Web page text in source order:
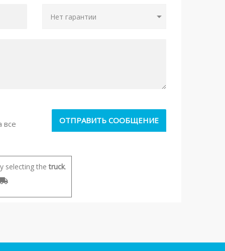
все
selecting the truck.